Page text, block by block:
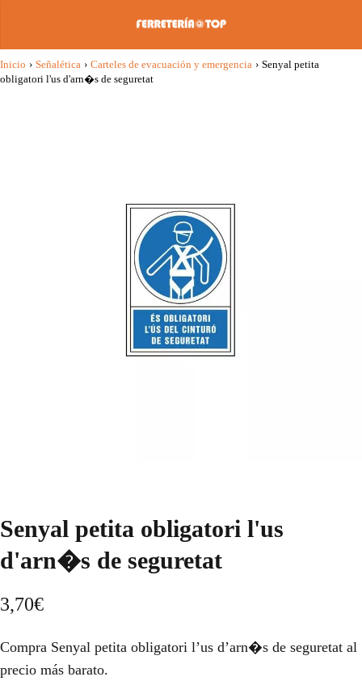
Inicio › Señalética › Carteles de evacuación y emergencia › Senyal petita
obligatori l'us d'arn�s de seguretat
Senyal petita obligatori l'us
d'arn�s de seguretat
3,70€
Compra Senyal petita obligatori l’us d’arn�s de seguretat al
precio más barato.